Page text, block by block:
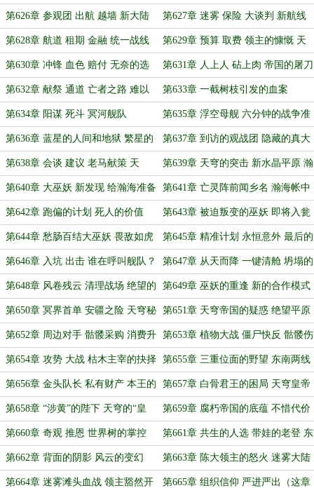
第626章 参观团 出航 越墙 新大陆
的呼唤
第627章 迷雾 保险 大谈判 新航线
第628章 航道 租期 金融 统一战线 第629章 预算 取费 领主的慷慨 天
穹的计算
第630章 冲锋 血色 赔付 无奈的选
择
第631章 人上人 砧上肉 帝国的屠刀
与瀚海的筹备
第632章 献祭 通道 亡者之路 难以
抗拒的诱饵（月末求月票）
第633章 一截树枝引发的血案
第634章 阳谋 死斗 冥河舰队 第635章 浮空母舰 六分钟的战争准
备（东夏篇 过渡章）
第636章 蓝星的人间和地狱 繁星的
冥界和生灵
第637章 到访的观战团 隐藏的真大
佬
第638章 会谈 建议 老马献策 天
穹“革命”？
第639章 天穹的突击 新水晶平原 瀚
海的纠结
第640章 大巫妖 新发现 给瀚海准备
的“礼物”
第641章 亡灵阵前闻乡名 瀚海帐中
忆旧人
第642章 跑偏的计划 死人的价值 第643章 被迫叛变的巫妖 即将入瓮
的瀚海
第644章 愁肠百结大巫妖 畏敌如虎
小瀚海
第645章 精准计划 永恒意外 最后的
反转
第646章 入坑 出击 谁在呼叫舰队？ 第647章 从天而降 一键清舱 坍塌的
冥王
第648章 风卷残云 清理战场 绝望的
绝望平原
第649章 巫妖的重逢 新的合作模式
第650章 冥界首单 安疆之险 天穹秘
藏 一引千秋
第651章 天穹帝国的疑惑 绝望平原
的迷茫
第652章 周边对手 骷髅采购 消费升
级
第653章 植物大战 僵尸快反 骷髅伤
员的回归
第654章 攻势 大战 枯木主宰的抉择 第655章 三重位面的野望 东南两线
的捷报
第656章 金头队长 私有财产 本王的
钱 无上忠诚
第657章 白骨君王的困局 天穹皇帝
的决心
第658章 “涉黄”的陛下 天穹的“皇
叔”
第659章 腐朽帝国的底蕴 不惜代价
的交易
第660章 奇观 推恩 世界树的掌控 第661章 共生的人选 带娃的老登 东
夏的变故
第662章 背面的阴影 风云的变幻 第663章 陈大领主的怒火 迷雾大陆
的攻势
第664章 迷雾滩头血战 领主豁然开 第665章 组织信仰 严进严出（这章